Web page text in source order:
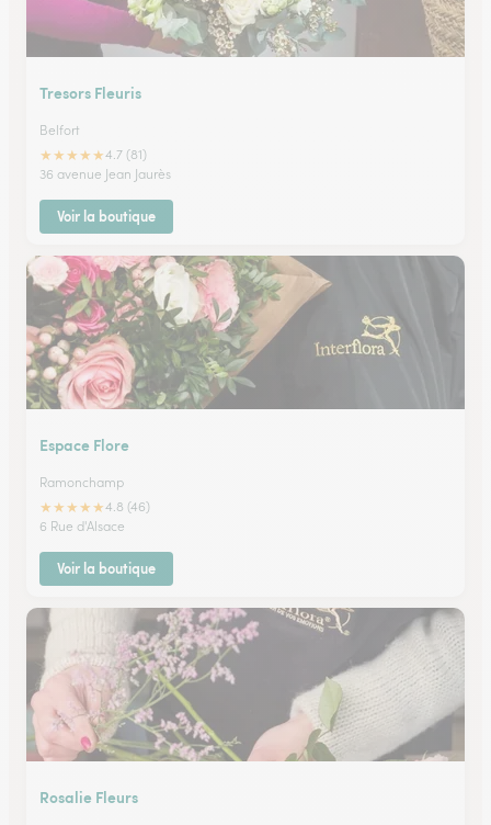
Tresors Fleuris
Belfort
★★★★★4.7 (81)
36 avenue Jean Jaurès
Voir la boutique
Espace Flore
Ramonchamp
★★★★★4.8 (46)
6 Rue d'Alsace
Voir la boutique
Rosalie Fleurs